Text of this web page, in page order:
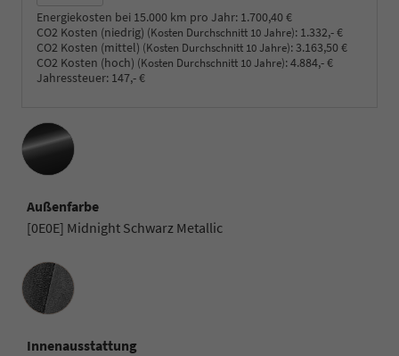
Energiekosten bei 15.000 km pro Jahr: 1.700,40 €
CO2 Kosten (niedrig) (Kosten Durchschnitt 10 Jahre): 1.332,- €
CO2 Kosten (mittel) (Kosten Durchschnitt 10 Jahre):3.163,50 €
CO2 Kosten (hoch) (Kosten Durchschnitt 10 Jahre):4.884,- €
Jahressteuer: 147,- €
Außenfarbe
[0E0E] Midnight Schwarz Metallic
Innenausstattung
Innenausstattung